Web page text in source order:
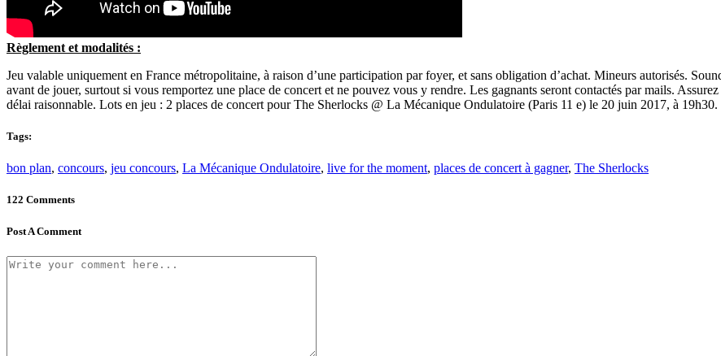
Règlement et modalités :
Jeu valable uniquement en France métropolitaine, à raison d’une participation par foyer, et sans obligation d’achat. Mineurs autorisés.
avant de jouer, surtout si vous remportez une place de concert et ne pouvez vous y rendre. Les gagnants seront contactés par mails.
délai raisonnable. Lots en jeu : 2 places de concert pour The Sherlocks @ La Mécanique Ondulatoire (Paris 11 e) le 20 juin 2017, à 19h30.
Tags:
bon plan, concours, jeu concours, La Mécanique Ondulatoire, live for the moment, places de concert à gagner, The Sherlocks
122 Comments
Post A Comment